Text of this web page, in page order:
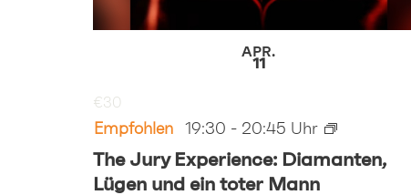
APR.
11
The Jury Experience: Diamanten,
Lügen und ein toter Mann
Empfohlen 19:30 - 20:45
€30